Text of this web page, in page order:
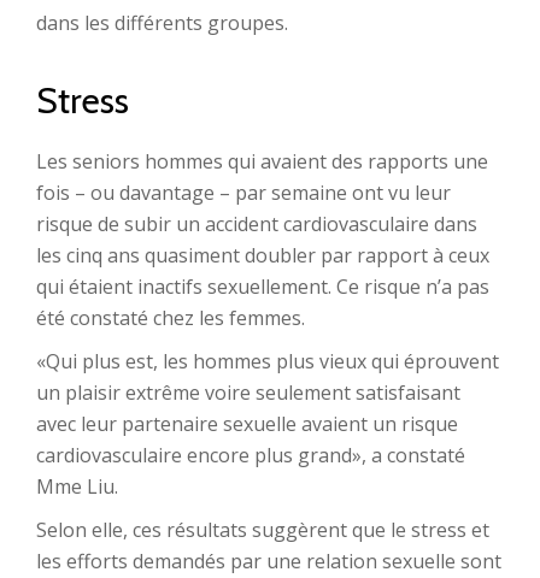
dans les différents groupes.
Stress
Les seniors hommes qui avaient des rapports une
fois – ou davantage – par semaine ont vu leur
risque de subir un accident cardiovasculaire dans
les cinq ans quasiment doubler par rapport à ceux
qui étaient inactifs sexuellement. Ce risque n’a pas
été constaté chez les femmes.
«Qui plus est, les hommes plus vieux qui éprouvent
un plaisir extrême voire seulement satisfaisant
avec leur partenaire sexuelle avaient un risque
cardiovasculaire encore plus grand», a constaté
Mme Liu.
Selon elle, ces résultats suggèrent que le stress et
les efforts demandés par une relation sexuelle sont